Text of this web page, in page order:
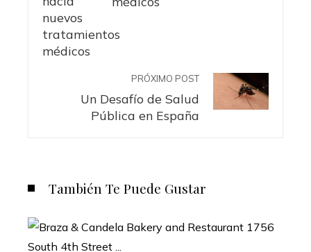
PRÓXIMO POST
Un Desafío de Salud
Pública en España
También Te Puede Gustar